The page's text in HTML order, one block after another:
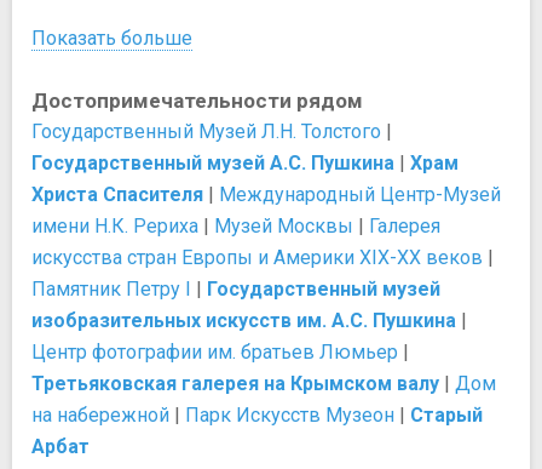
Показать больше
Достопримечательности рядом
Государственный Музей Л.Н. Толстого |
Государственный музей А.С. Пушкина | Храм
Христа Спасителя | Международный Центр-Музей
имени Н.К. Рериха | Музей Москвы | Галерея
искусства стран Европы и Америки XIX-XX веков |
Памятник Петру I | Государственный музей
изобразительных искусств им. А.С. Пушкина |
Центр фотографии им. братьев Люмьер |
Третьяковская галерея на Крымском валу | Дом
на набережной | Парк Искусств Музеон | Старый
Арбат